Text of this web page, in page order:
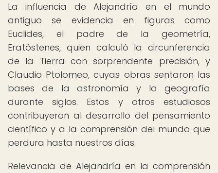
La influencia de Alejandría en el mundo
antiguo se evidencia en figuras como
Euclides, el padre de la geometría,
Eratóstenes, quien calculó la circunferencia
de la Tierra con sorprendente precisión, y
Claudio Ptolomeo, cuyas obras sentaron las
bases de la astronomía y la geografía
durante siglos. Estos y otros estudiosos
contribuyeron al desarrollo del pensamiento
científico y a la comprensión del mundo que
perdura hasta nuestros días.
Relevancia de Alejandría en la comprensión